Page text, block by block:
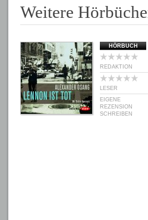
Weitere
HÖRBUCH
REDAKTION
LESER
EIGENE
REZENSION
SCHREIBEN